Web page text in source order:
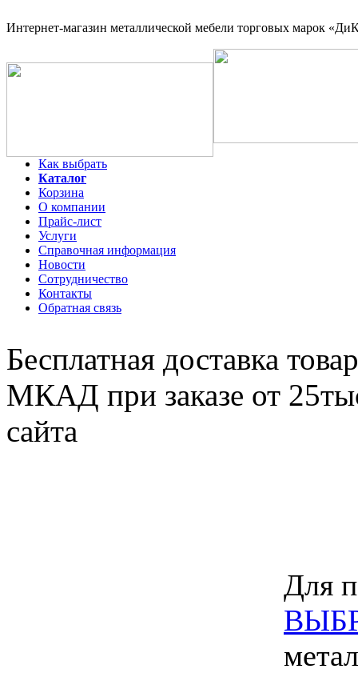
Интернет-магазин металлической мебели торговых марок
Как выбрать
Каталог
Корзина
О компании
Прайс-лист
Услуги
Справочная информация
Новости
Сотрудничество
Контакты
Обратная связь
Бесплатная доставка
МКАД при заказе от
сайта
Для